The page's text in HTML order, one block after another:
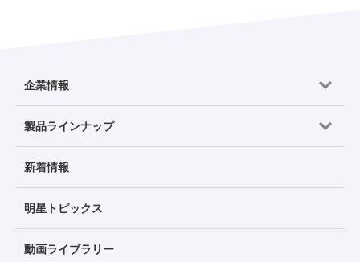
企業情報
製品ラインナップ
新着情報
明星トピックス
動画ライブラリー